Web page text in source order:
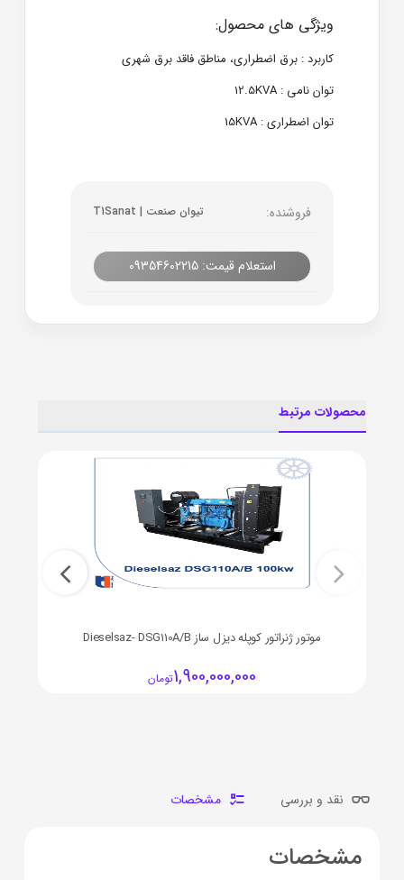
ویژگی های محصول:
کاربرد : برق اضطراری، مناطق فاقد برق شهری
توان نامی : 12.5KVA
توان اضطراری : 15KVA
فروشنده: تیوان صنعت | T1Sanat
استعلام قیمت: 09354602215
محصولات مرتبط
موتور ژنراتور کوپله دیزل ساز Dieselsaz- DSG110A/B
1,900,000,000تومان
نقد و بررسی مشخصات
مشخصات